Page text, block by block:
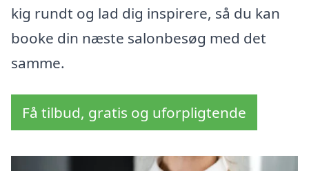
kig rundt og lad dig inspirere, så du kan
booke din næste salonbesøg med det
samme.
Få tilbud, gratis og uforpligtende